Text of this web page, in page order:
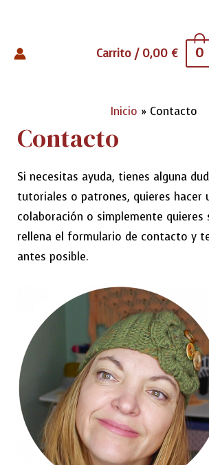
contenido
Carrito/ 0,00 € 0
Inicio Contacto
Contacto
Si necesitas ayuda, tienes alguna
tutoriales o patrones, quieres hacer
colaboración o simplemente quieres
rellena el formulario de contacto y
antes posible.